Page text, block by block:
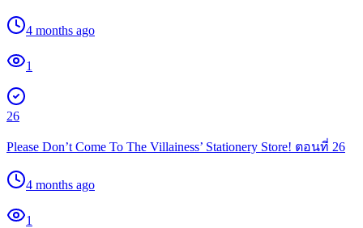
4 months ago
1
26
Please Don’t Come To The Villainess’ Stationery Store! ตอนที่ 26
4 months ago
1